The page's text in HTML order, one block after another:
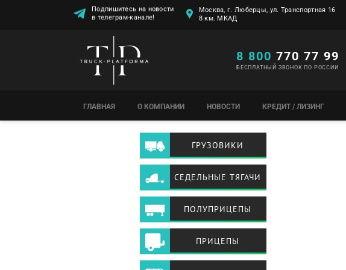
Подпишитесь на новости
в телеграм-канале!
Москва, г. Люберцы, ул. Транспортная 16
8 км. МКАД
8 800 770 77 99
БЕСПЛАТНЫЙ ЗВОНОК ПО РОССИИ
ГЛАВНАЯ О КОМПАНИИ НОВОСТИ КРЕДИТ / ЛИЗИНГ
ГРУЗОВИКИ
СЕДЕЛЬНЫЕ ТЯГАЧИ
ПОЛУПРИЦЕПЫ
ПРИЦЕПЫ